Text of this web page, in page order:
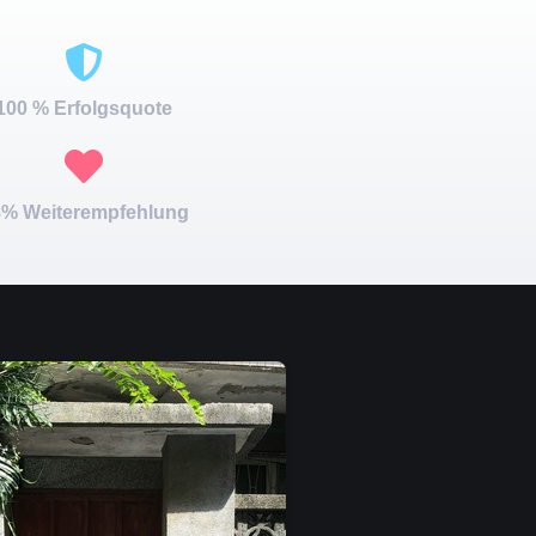
% Erfolgsquote
Weiterempfehlung